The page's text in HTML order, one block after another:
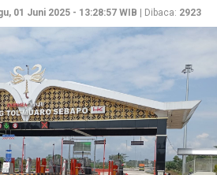
01 Juni 2025 - 13:28:57 WIB | Dibaca: 2923